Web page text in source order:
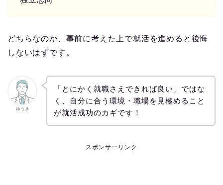
どちらなのか、事前に考えた上で就活を進めると後悔
しないはずです。
ゆうき
「とにかく就職さえできれば良い」ではな
く、自分に合う環境・職場を見極めること
が就活成功のカギです！
スポンサーリンク